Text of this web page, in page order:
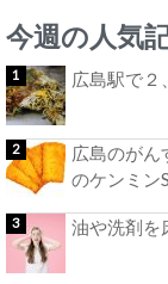
今週の人気
広島駅で
広島のがん
のケンミン
油や洗剤を